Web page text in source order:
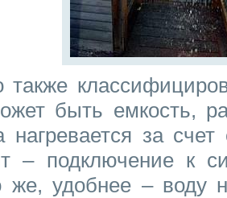
быть емкость,
нагревается за
– подключение к
же, удобнее – воду